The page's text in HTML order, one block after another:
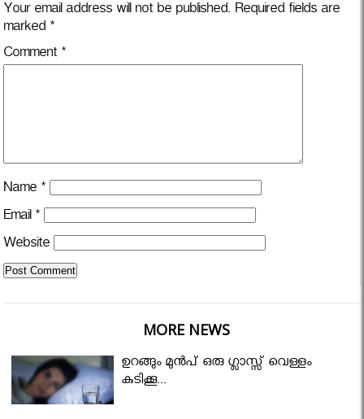
Your email address will not be published. Required fields are
marked *
Comment *
Name *
Email *
Website
MORE NEWS
ഉറങ്ങും മുന്‍പ് ഒരു ഗ്ലാസ്സ് വെള്ളം
കുടിക്കൂ...